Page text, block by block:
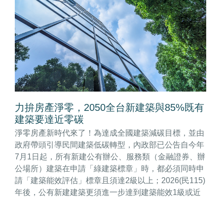
力拚房產淨零，2050全台新建築與85%既有
建築要達近零碳
淨零房產新時代來了！為達成全國建築減碳目標，並由
政府帶頭引導民間建築低碳轉型，內政部已公告自今年
7月1日起，所有新建公有辦公、服務類（金融證券、辦
公場所）建築在申請「綠建築標章」時，都必須同時申
請「建築能效評估」標章且須達2級以上；2026(民115)
年後，公有新建建築更須進一步達到建築能效1級或近